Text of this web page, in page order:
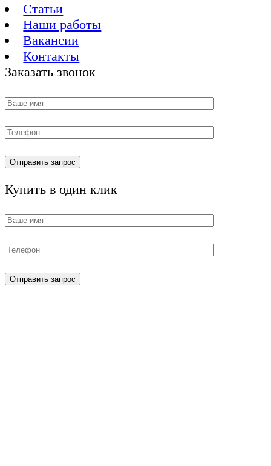
Статьи
Наши работы
Вакансии
Контакты
Заказать звонок
Купить в один клик